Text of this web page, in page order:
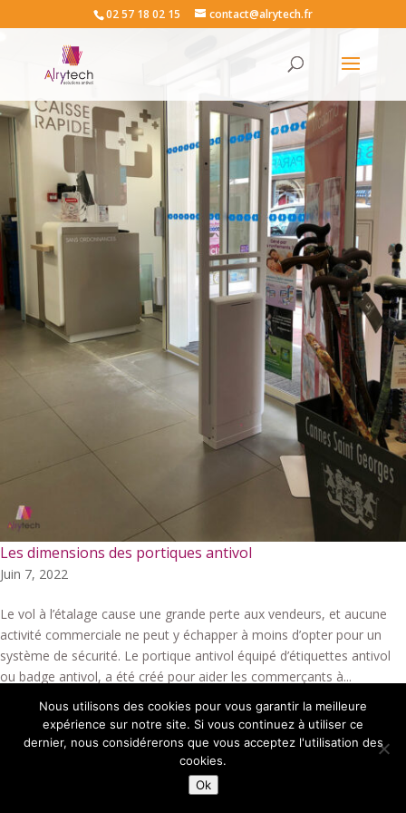
02 57 18 02 15 contact@alrytech.fr
Les dimensions des portiques antivol
Juin 7, 2022
Le vol à l’étalage cause une grande perte aux vendeurs, et aucune
activité commerciale ne peut y échapper à moins d’opter pour un
système de sécurité. Le portique antivol équipé d’étiquettes antivol
ou badge antivol, a été créé pour aider les commerçants à...
© Alrytech -portique antivol
Nous utilisons des cookies pour vous garantir la meilleure
expérience sur notre site. Si vous continuez à utiliser ce
dernier, nous considérerons que vous acceptez l'utilisation des
cookies.
Ok